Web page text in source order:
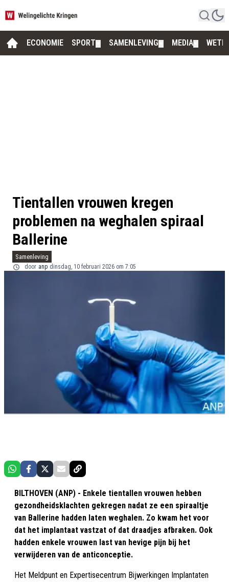
ECONOMIE SPORT SAMENLEVING MEDIA
Tientallen vrouwen kregen
problemen na weghalen spiraal
Ballerine
Samenleving
door anp dinsdag, 10 februari 2026 om 7:05
BILTHOVEN (ANP) - Enkele tientallen vrouwen hebben
gezondheidsklachten gekregen nadat ze een spiraaltje
van Ballerine hadden laten weghalen. Zo kwam het voor
dat het implantaat vastzat of dat draadjes afbraken. Ook
hadden enkele vrouwen last van hevige pijn bij het
verwijderen van de anticonceptie.
Het Meldpunt en Expertisecentrum Bijwerkingen Implantaten